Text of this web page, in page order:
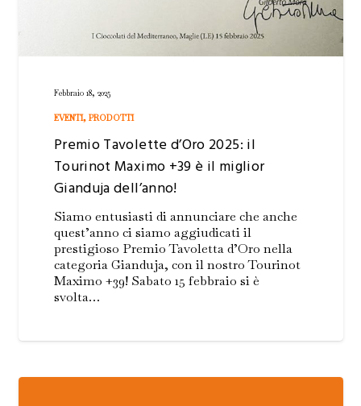
Febbraio 18, 2025
EVENTI, PRODOTTI
Premio Tavolette d’Oro 2025: il
Tourinot Maximo +39 è il miglior
Gianduja dell’anno!
Siamo entusiasti di annunciare che anche
quest’anno ci siamo aggiudicati il
prestigioso Premio Tavoletta d’Oro nella
categoria Gianduja, con il nostro Tourinot
Maximo +39! Sabato 15 febbraio si è
svolta…